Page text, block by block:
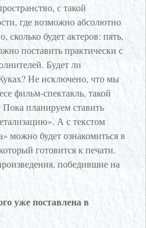
с такой
где возможно абсолютно
будет актеров: пять,
поставить практически с
Будет ли
Не исключено, что мы
фильм-спектакль, такой
Пока планируем ставить
А с текстом
можно будет ознакомиться в
готовится к печати.
победившие на
уже поставлена в